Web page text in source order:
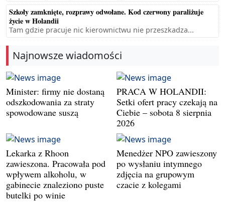
Szkoły zamknięte, rozprawy odwołane. Kod czerwony paraliżuje
życie w Holandii
Tam gdzie pracuje nic kierownictwu nie przeszkadza...
Najnowsze wiadomości
Minister: firmy nie dostaną
odszkodowania za straty
spowodowane suszą
PRACA W HOLANDII:
Setki ofert pracy czekają na
Ciebie – sobota 8 sierpnia
2026
Lekarka z Rhoon
zawieszona. Pracowała pod
wpływem alkoholu, w
gabinecie znaleziono puste
butelki po winie
Menedżer NPO zawieszony
po wysłaniu intymnego
zdjęcia na grupowym
czacie z kolegami